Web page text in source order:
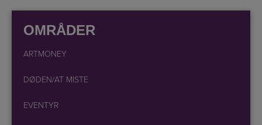
OMRÅDER
ARTMONEY
DØDEN/AT MISTE
EVENTYR